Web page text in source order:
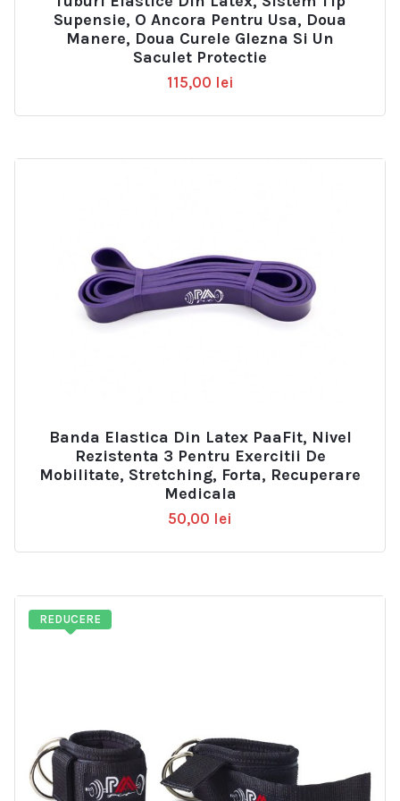
Supensie, O Ancora Pentru Usa, Doua
Manere, Doua Curele Glezna Si Un
Saculet Protectie
115,00 lei
Banda Elastica Din Latex PaaFit, Nivel
Rezistenta 3 Pentru Exercitii De
Mobilitate, Stretching, Forta, Recuperare
Medicala
50,00 lei
REDUCERE